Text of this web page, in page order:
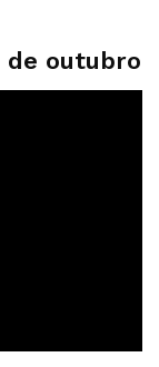
de outubro